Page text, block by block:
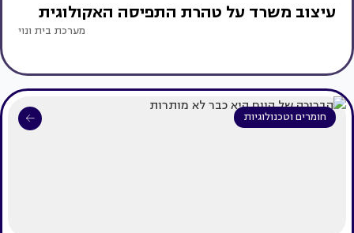
עיצוב משרד על טהרת התפיסה האקולוגית
מערכת בית ונוי
חומרים וטכנולוגיות